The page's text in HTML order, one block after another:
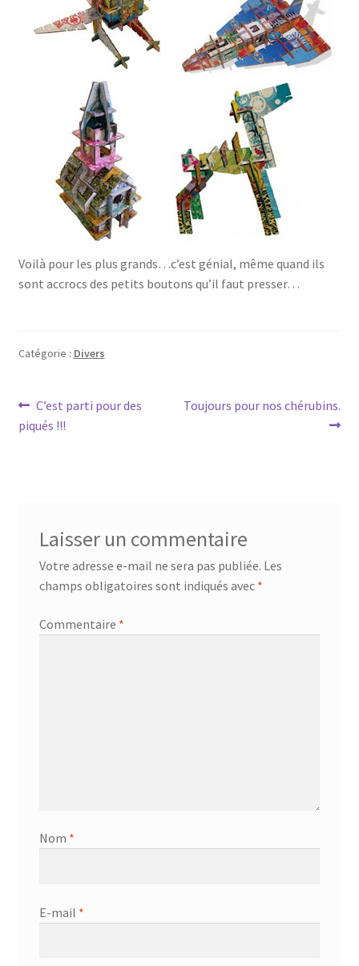
Voilà pour les plus grands…c’est génial, même quand ils
sont accrocs des petits boutons qu’il faut presser…
Catégorie : Divers
Navigation
de
Article
précédent :
C’est parti pour des
piqués !!!
Article
Toujours pour nos chérubins.
Laisser un commentaire
Votre adresse e-mail ne sera pas publiée. Les
champs obligatoires sont indiqués avec *
Commentaire *
Nom *
E-mail *